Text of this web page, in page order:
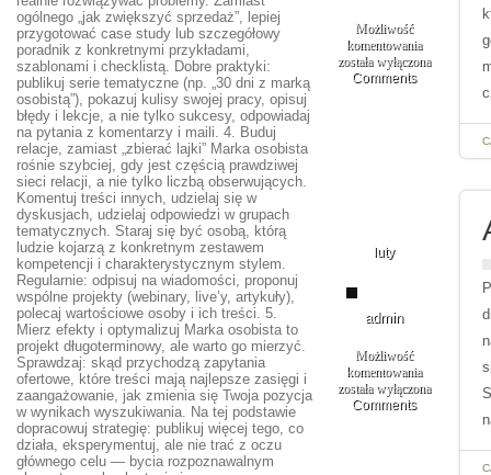
Możliwość
komentowania
DIY
została wyłączona
Comments
luty
admin
Możliwość
komentowania
Audio
została wyłączona
Comments
ogólnego „jak zwiększyć sprzedaż”, lepiej
przygotować case study lub szczegółowy
poradnik z konkretnymi przykładami,
szablonami i checklistą. Dobre praktyki:
publikuj serie tematyczne (np. „30 dni z marką
osobistą”), pokazuj kulisy swojej pracy, opisuj
błędy i lekcje, a nie tylko sukcesy, odpowiadaj
na pytania z komentarzy i maili. 4. Buduj
relacje, zamiast „zbierać lajki” Marka osobista
rośnie szybciej, gdy jest częścią prawdziwej
sieci relacji, a nie tylko liczbą obserwujących.
Komentuj treści innych, udzielaj się w
dyskusjach, udzielaj odpowiedzi w grupach
tematycznych. Staraj się być osobą, którą
ludzie kojarzą z konkretnym zestawem
kompetencji i charakterystycznym stylem.
Regularnie: odpisuj na wiadomości, proponuj
wspólne projekty (webinary, live’y, artykuły),
polecaj wartościowe osoby i ich treści. 5.
Mierz efekty i optymalizuj Marka osobista to
projekt długoterminowy, ale warto go mierzyć.
Sprawdzaj: skąd przychodzą zapytania
ofertowe, które treści mają najlepsze zasięgi i
zaangażowanie, jak zmienia się Twoja pozycja
w wynikach wyszukiwania. Na tej podstawie
dopracowuj strategię: publikuj więcej tego, co
działa, eksperymentuj, ale nie trać z oczu
głównego celu — bycia rozpoznawalnym